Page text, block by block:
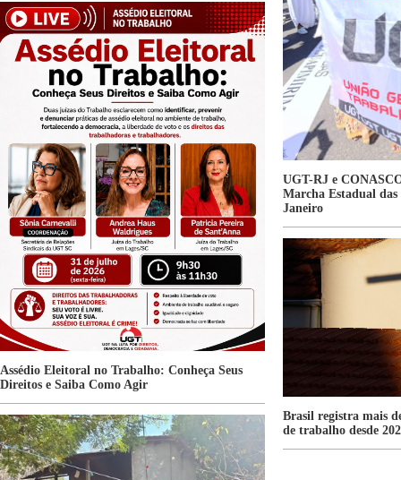
UGT-RJ e
Marcha Estadual
Janeiro
Assédio Eleitoral no Trabalho: Conheça Seus
Direitos e Saiba Como Agir
Brasil registra mais
de trabalho desde